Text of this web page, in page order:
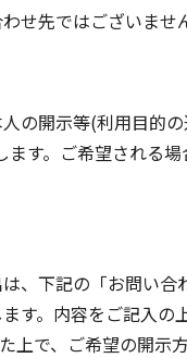
せ先ではございませ
の開示等(利用目的
す。ご希望される
、下記の「お問い
す。内容をご記入
で、ご希望の開示